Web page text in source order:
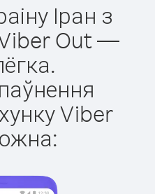
Іран з
Out —
Viber